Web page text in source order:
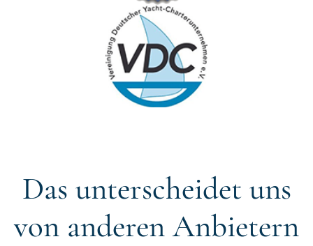
Das unterscheidet uns
von anderen Anbietern